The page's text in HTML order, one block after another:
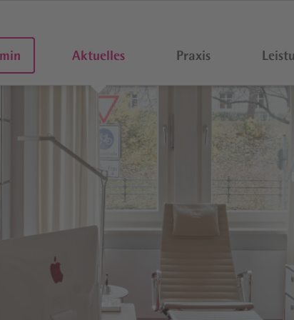
Aktuelles Praxis
Infektionen
Screening
Pränatal-Test)
Schwanger­schaft
Gynäkologische
Darm- und Blasen­krebs­vorsorge
Test auf Chlamydien
Humane Papillomviren (HPV)